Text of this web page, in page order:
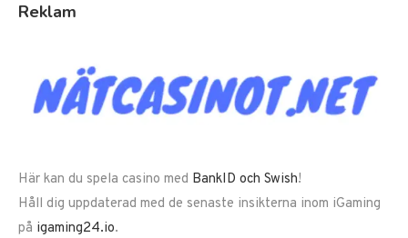
Reklam
Här kan du spela casino med BankID och Swish!
Håll dig uppdaterad med de senaste insikterna inom iGaming
på igaming24.io.